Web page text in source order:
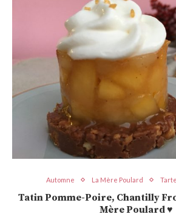
Automne La Mère Poulard
Tatin Pomme-Poire, Chantilly
Mère Poulard ♥